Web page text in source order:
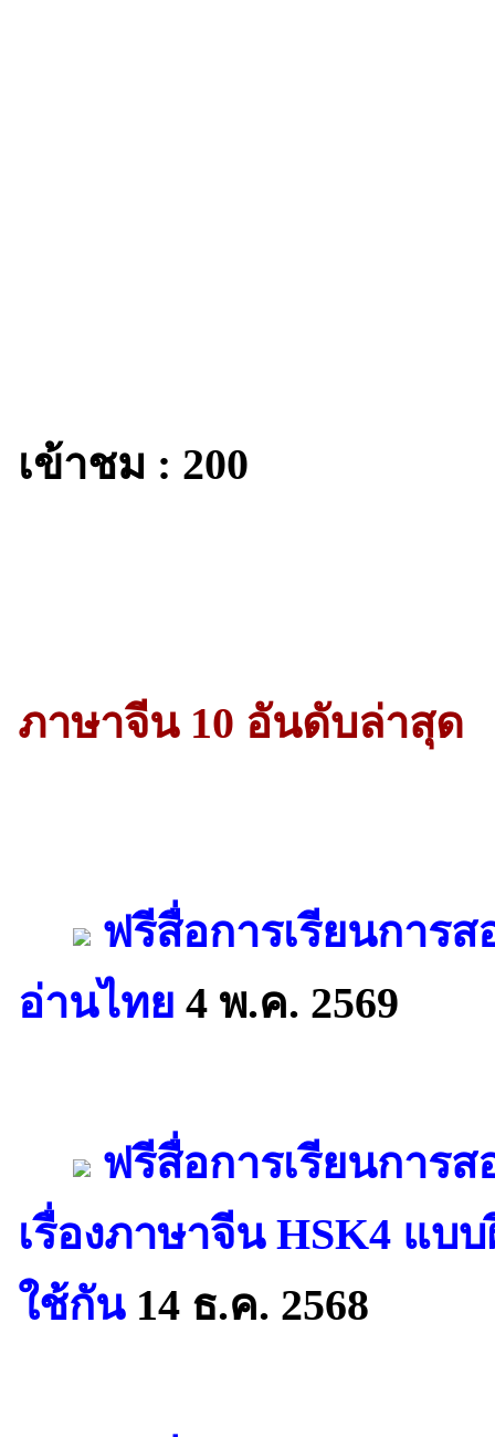
เข้าชม : 200
ภาษาจีน 10 อันดับล่าสุด
ฟรีสื่อการเรียนการ
อ่านไทย 4 พ.ค. 2569
ฟรีสื่อการเรียนการ
เรื่องภาษาจีน HSK4 แบ
ใช้กัน14 ธ.ค. 2568